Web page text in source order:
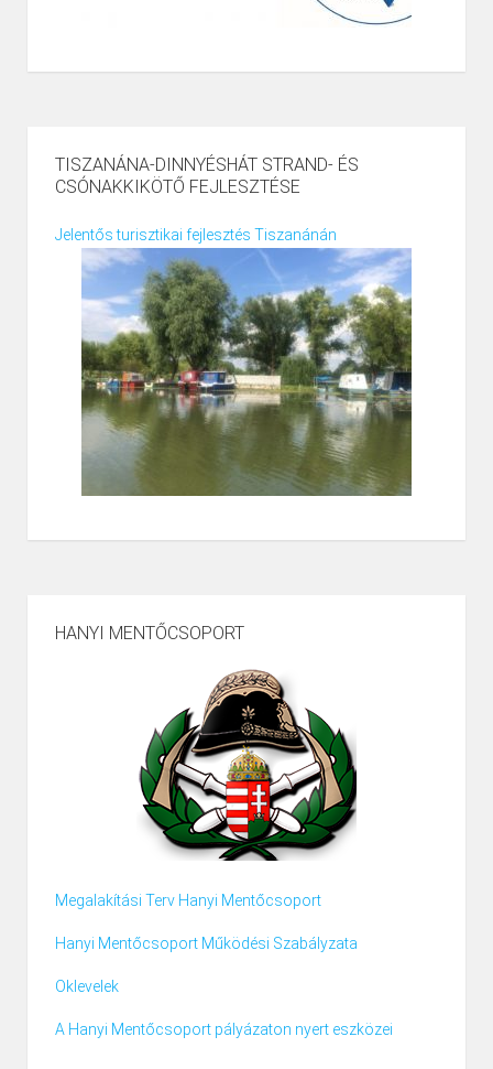
TISZANÁNA-DINNYÉSHÁT STRAND- ÉS
CSÓNAKKIKÖTŐ FEJLESZTÉSE
Jelentős turisztikai fejlesztés Tiszanánán
HANYI MENTŐCSOPORT
Megalakítási Terv Hanyi Mentőcsoport
Hanyi Mentőcsoport Működési Szabályzata
Oklevelek
A Hanyi Mentőcsoport pályázaton nyert eszközei